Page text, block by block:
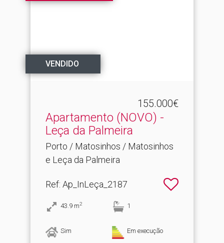
VENDIDO
155.000€
Apartamento (NOVO) -
Leça da Palmeira
Porto / Matosinhos / Matosinhos
e Leça da Palmeira
Ref: Ap_InLeça_2187
43.9 m2 1
Sim Em execução